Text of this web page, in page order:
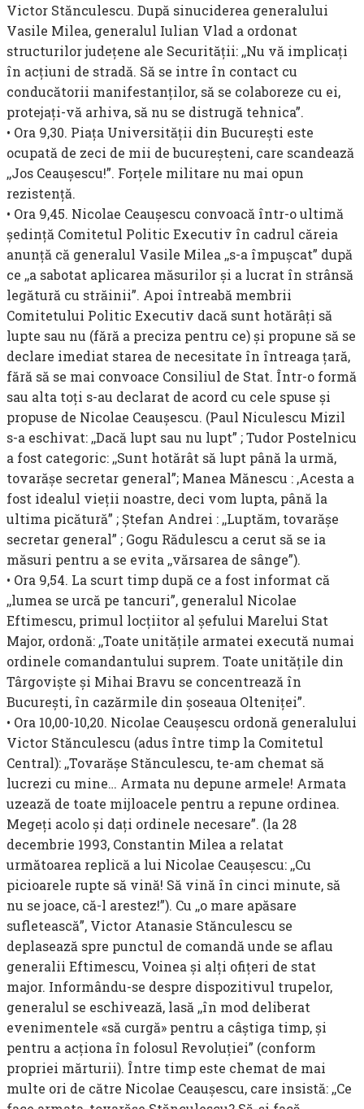
Victor Stănculescu. După sinuciderea generalului
Vasile Milea, generalul Iulian Vlad a ordonat
structurilor judeţene ale Securităţii: ,,Nu vă implicaţi
în acţiuni de stradă. Să se intre în contact cu
conducătorii manifestanţilor, să se colaboreze cu ei,
protejaţi-vă arhiva, să nu se distrugă tehnica”.
• Ora 9,30. Piaţa Universităţii din Bucureşti este
ocupată de zeci de mii de bucureşteni, care scandează
,,Jos Ceauşescu!”. Forţele militare nu mai opun
rezistenţă.
• Ora 9,45. Nicolae Ceauşescu convoacă într-o ultimă
şedinţă Comitetul Politic Executiv în cadrul căreia
anunţă că generalul Vasile Milea ,,s-a împuşcat” după
ce ,,a sabotat aplicarea măsurilor şi a lucrat în strânsă
legătură cu străinii”. Apoi întreabă membrii
Comitetului Politic Executiv dacă sunt hotărâţi să
lupte sau nu (fără a preciza pentru ce) şi propune să se
declare imediat starea de necesitate în întreaga ţară,
fără să se mai convoace Consiliul de Stat. Într-o formă
sau alta toţi s-au declarat de acord cu cele spuse şi
propuse de Nicolae Ceauşescu. (Paul Niculescu Mizil
s-a eschivat: ,,Dacă lupt sau nu lupt” ; Tudor Postelnicu
a fost categoric: ,,Sunt hotărât să lupt până la urmă,
tovarăşe secretar general”; Manea Mănescu : ,Acesta a
fost idealul vieţii noastre, deci vom lupta, până la
ultima picătură” ; Ştefan Andrei : ,,Luptăm, tovarăşe
secretar general” ; Gogu Rădulescu a cerut să se ia
măsuri pentru a se evita ,,vărsarea de sânge”).
• Ora 9,54. La scurt timp după ce a fost informat că
,,lumea se urcă pe tancuri”, generalul Nicolae
Eftimescu, primul locţiitor al şefului Marelui Stat
Major, ordonă: ,,Toate unităţile armatei execută numai
ordinele comandantului suprem. Toate unităţile din
Târgovişte şi Mihai Bravu se concentrează în
Bucureşti, în cazărmile din şoseaua Olteniţei”.
• Ora 10,00-10,20. Nicolae Ceauşescu ordonă generalului
Victor Stănculescu (adus între timp la Comitetul
Central): ,,Tovarăşe Stănculescu, te-am chemat să
lucrezi cu mine… Armata nu depune armele! Armata
uzează de toate mijloacele pentru a repune ordinea.
Megeţi acolo şi daţi ordinele necesare”. (la 28
decembrie 1993, Constantin Milea a relatat
următoarea replică a lui Nicolae Ceauşescu: ,,Cu
picioarele rupte să vină! Să vină în cinci minute, să
nu se joace, că-l arestez!”). Cu ,,o mare apăsare
sufletească”, Victor Atanasie Stănculescu se
deplasează spre punctul de comandă unde se aflau
generalii Eftimescu, Voinea şi alţi ofiţeri de stat
major. Informându-se despre dispozitivul trupelor,
generalul se eschivează, lasă ,,în mod deliberat
evenimentele «să curgă» pentru a câştiga timp, şi
pentru a acţiona în folosul Revoluţiei” (conform
propriei mărturii). Între timp este chemat de mai
multe ori de către Nicolae Ceauşescu, care insistă: ,,Ce